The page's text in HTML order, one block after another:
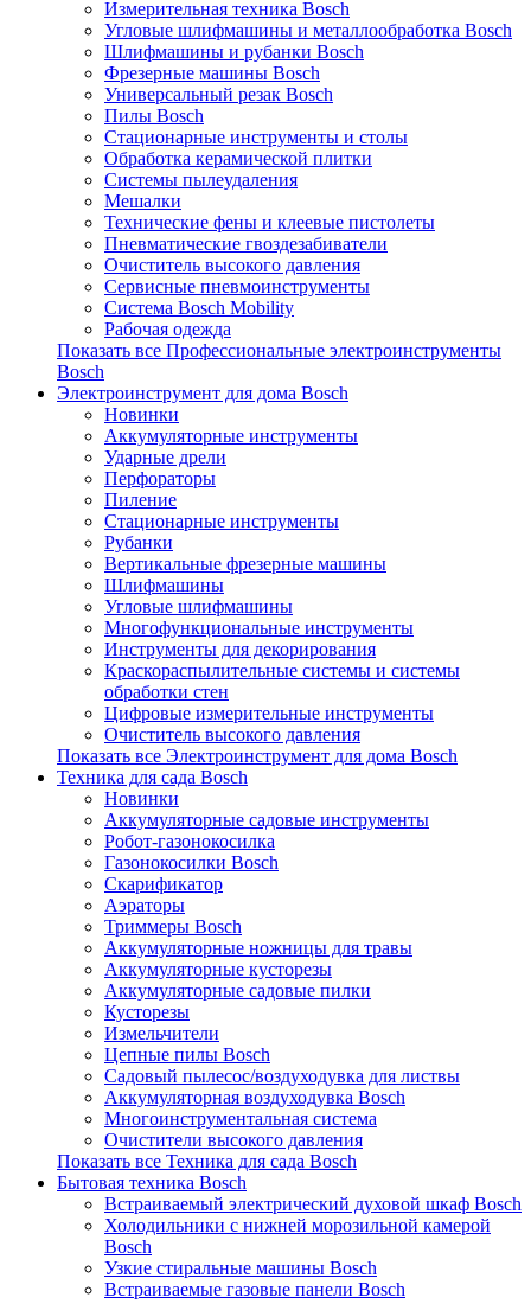
Измерительная техника Bosch
Угловые шлифмашины и металлообработка Bosch
Шлифмашины и рубанки Bosch
Фрезерные машины Bosch
Универсальный резак Bosch
Пилы Bosch
Стационарные инструменты и столы
Обработка керамической плитки
Системы пылеудаления
Мешалки
Технические фены и клеевые пистолеты
Пневматические гвоздезабиватели
Очиститель высокого давления
Сервисные пневмоинструменты
Система Bosch Mobility
Рабочая одежда
Показать все Профессиональные электроинструменты
Bosch
Электроинструмент для дома Bosch
Новинки
Аккумуляторные инструменты
Ударные дрели
Перфораторы
Пиление
Стационарные инструменты
Рубанки
Вертикальные фрезерные машины
Шлифмашины
Угловые шлифмашины
Многофункциональные инструменты
Инструменты для декорирования
Краскораспылительные системы и системы
обработки стен
Цифровые измерительные инструменты
Очиститель высокого давления
Показать все Электроинструмент для дома Bosch
Техника для сада Bosch
Новинки
Аккумуляторные садовые инструменты
Робот-газонокосилка
Газонокосилки Bosch
Скарификатор
Аэраторы
Триммеры Bosch
Аккумуляторные ножницы для травы
Аккумуляторные кусторезы
Аккумуляторные садовые пилки
Кусторезы
Измельчители
Цепные пилы Bosch
Садовый пылесос/воздуходувка для листвы
Аккумуляторная воздуходувка Bosch
Многоинструментальная система
Очистители высокого давления
Показать все Техника для сада Bosch
Бытовая техника Bosch
Встраиваемый электрический духовой шкаф Bosch
Холодильники с нижней морозильной камерой
Bosch
Узкие стиральные машины Bosch
Встраиваемые газовые панели Bosch